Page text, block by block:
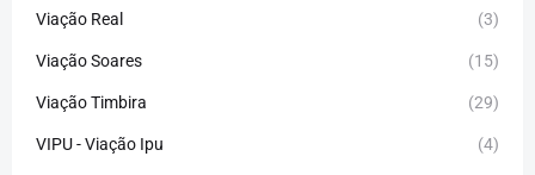
Viação Real (3)
Viação Soares (15)
Viação Timbira (29)
VIPU - Viação Ipu (4)